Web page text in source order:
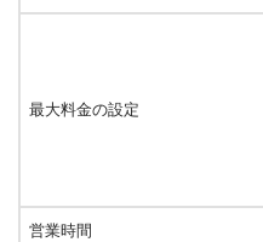
最大料金の設定
営業時間